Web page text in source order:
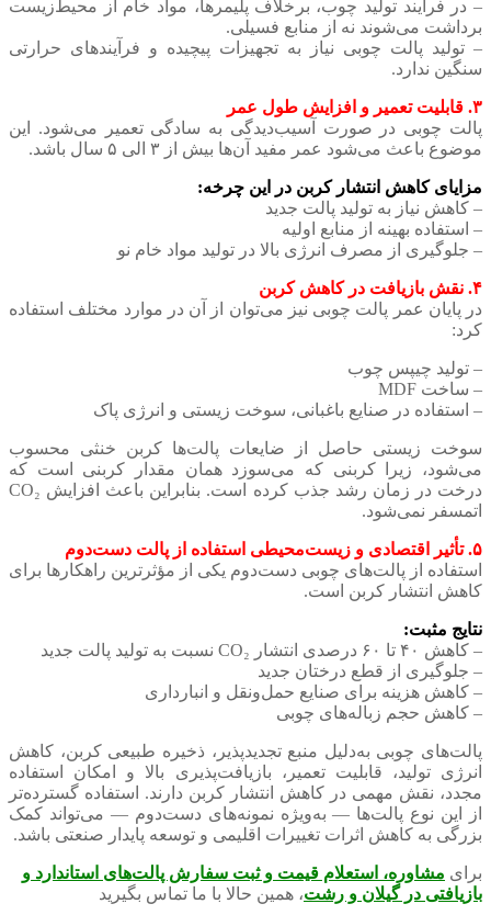
– در فرآیند تولید چوب، برخلاف پلیمرها، مواد خام از محیط‌زیست
برداشت می‌شوند نه از منابع فسیلی.
– تولید پالت چوبی نیاز به تجهیزات پیچیده و فرآیندهای حرارتی
سنگین ندارد.
۳. قابلیت تعمیر و افزایش طول عمر
پالت چوبی در صورت آسیب‌دیدگی به سادگی تعمیر می‌شود. این
موضوع باعث می‌شود عمر مفید آن‌ها بیش از ۳ الی ۵ سال باشد.
مزایای کاهش انتشار کربن در این چرخه:
– کاهش نیاز به تولید پالت جدید
– استفاده بهینه از منابع اولیه
– جلوگیری از مصرف انرژی بالا در تولید مواد خام نو
۴. نقش بازیافت در کاهش کربن
در پایان عمر پالت چوبی نیز می‌توان از آن در موارد مختلف استفاده
کرد:
– تولید چیپس چوب
– ساخت MDF
– استفاده در صنایع باغبانی، سوخت زیستی و انرژی پاک
سوخت زیستی حاصل از ضایعات پالت‌ها کربن خنثی محسوب
می‌شود، زیرا کربنی که می‌سوزد همان مقدار کربنی است که
درخت در زمان رشد جذب کرده است. بنابراین باعث افزایش CO₂
اتمسفر نمی‌شود.
۵. تأثیر اقتصادی و زیست‌محیطی استفاده از پالت دست‌دوم
استفاده از پالت‌های چوبی دست‌دوم یکی از مؤثرترین راهکارها برای
کاهش انتشار کربن است.
نتایج مثبت:
– کاهش ۴۰ تا ۶۰ درصدی انتشار CO₂ نسبت به تولید پالت جدید
– جلوگیری از قطع درختان جدید
– کاهش هزینه برای صنایع حمل‌ونقل و انبارداری
– کاهش حجم زباله‌های چوبی
پالت‌های چوبی به‌دلیل منبع تجدیدپذیر، ذخیره طبیعی کربن، کاهش
انرژی تولید، قابلیت تعمیر، بازیافت‌پذیری بالا و امکان استفاده
مجدد، نقش مهمی در کاهش انتشار کربن دارند. استفاده گسترده‌تر
از این نوع پالت‌ها — به‌ویژه نمونه‌های دست‌دوم — می‌تواند کمک
بزرگی به کاهش اثرات تغییرات اقلیمی و توسعه پایدار صنعتی باشد.
برای مشاوره، استعلام قیمت و ثبت سفارش پالت‌های استاندارد و
بازیافتی در گیلان و رشت، همین حالا با ما تماس بگیرید